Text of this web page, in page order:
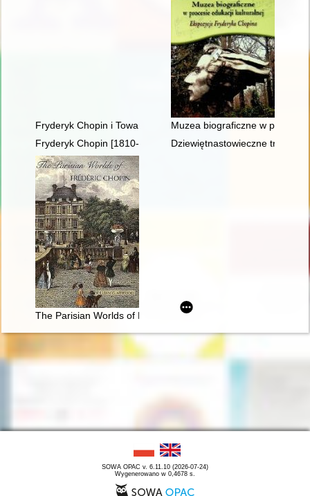
Fryderyk Chopin i Towarzystwo Politechniczne Polskie w
Muzea biograficzne w
Fryderyk Chopin [1810-1849]
Dziewiętnastowieczne
The Parisian Worlds of Frédéric Chopin
SOWA OPAC v. 6.11.10 (2026-07-24)
Wygenerowano w 0,4678 s.